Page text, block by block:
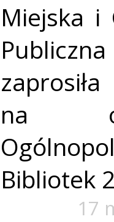
Miejska i
na
Bibliotek
17